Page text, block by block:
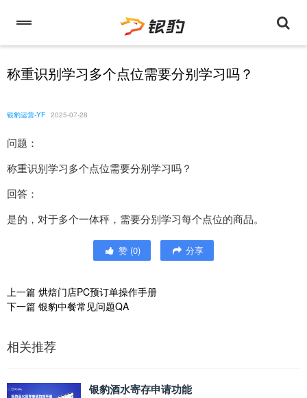
称重识别学习多个点位需要分别学习吗？
银豹运营-YF 2025-07-28
问题：
称重识别学习多个点位需要分别学习吗？
回答：
是的，对于多个一体秤，需要分别学习每个点位的商品。
赞 (0) 分享
上一篇 烘焙门店PC预订单操作手册
下一篇 银豹中餐常见问题QA
相关推荐
银豹酒水寄存申请功能